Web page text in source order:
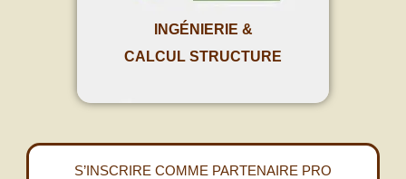
INGÉNIERIE &
CALCUL STRUCTURE
S’INSCRIRE COMME PARTENAIRE PRO